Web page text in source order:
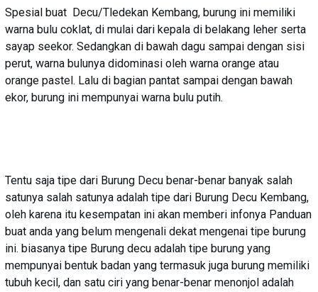
Spesial buat Decu/Tledekan Kembang, burung ini memiliki
warna bulu coklat, di mulai dari kepala di belakang leher serta
sayap seekor. Sedangkan di bawah dagu sampai dengan sisi
perut, warna bulunya didominasi oleh warna orange atau
orange pastel. Lalu di bagian pantat sampai dengan bawah
ekor, burung ini mempunyai warna bulu putih.
Tentu saja tipe dari Burung Decu benar-benar banyak salah
satunya salah satunya adalah tipe dari Burung Decu Kembang,
oleh karena itu kesempatan ini akan memberi infonya Panduan
buat anda yang belum mengenali dekat mengenai tipe burung
ini. biasanya tipe Burung decu adalah tipe burung yang
mempunyai bentuk badan yang termasuk juga burung memiliki
tubuh kecil, dan satu ciri yang benar-benar menonjol adalah